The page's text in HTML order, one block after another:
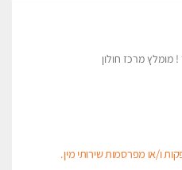
מומלץ מרכז חולון
ו/או מפרסמות שירותי מין.